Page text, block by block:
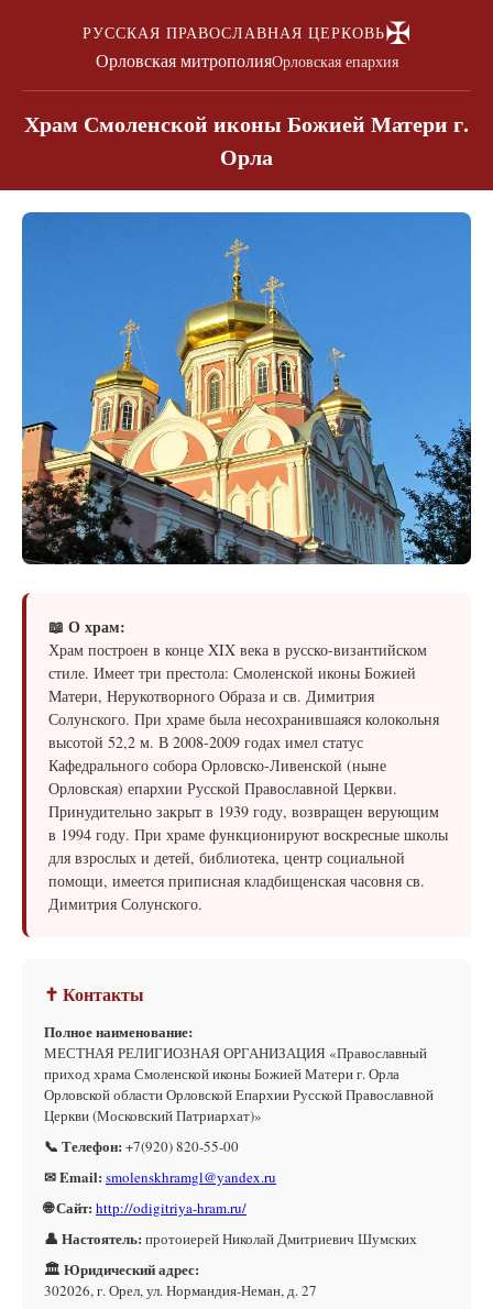
РУССКАЯ ПРАВОСЛАВНАЯ ЦЕРКОВЬ✠
Орловская митрополияОрловская епархия
Храм Смоленской иконы Божией Матери г.
Орла
📖 О храм:
Храм построен в конце XIX века в русско-византийском
стиле. Имеет три престола: Смоленской иконы Божией
Матери, Нерукотворного Образа и св. Димитрия
Солунского. При храме была несохранившаяся колокольня
высотой 52,2 м. В 2008-2009 годах имел статус
Кафедрального собора Орловско-Ливенской (ныне
Орловская) епархии Русской Православной Церкви.
Принудительно закрыт в 1939 году, возвращен верующим
в 1994 году. При храме функционируют воскресные школы
для взрослых и детей, библиотека, центр социальной
помощи, имеется приписная кладбищенская часовня св.
Димитрия Солунского.
✝ Контакты
Полное наименование:
МЕСТНАЯ РЕЛИГИОЗНАЯ ОРГАНИЗАЦИЯ «Православный
приход храма Смоленской иконы Божией Матери г. Орла
Орловской области Орловской Епархии Русской Православной
Церкви (Московский Патриархат)»
📞 Телефон: +7(920) 820-55-00
✉ Email: smolenskhramgl@yandex.ru
🌐 Сайт: http://odigitriya-hram.ru/
👤 Настоятель: протоиерей Николай Дмитриевич Шумских
🏛 Юридический адрес:
302026, г. Орел, ул. Нормандия-Неман, д. 27